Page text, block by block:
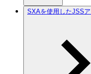
SXAを使用したJSS